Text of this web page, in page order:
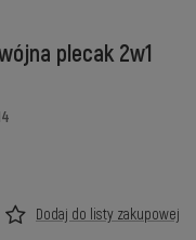
plecak 2w1
Dodaj do listy zakupowej